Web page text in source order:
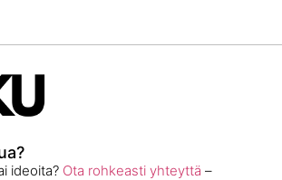
ideoita? Ota rohkeasti yhteyttä –